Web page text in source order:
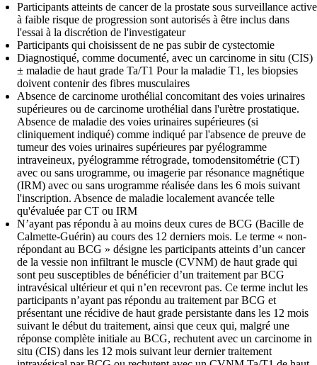
Participants atteints de cancer de la prostate sous surveillance active
à faible risque de progression sont autorisés à être inclus dans
l'essai à la discrétion de l'investigateur
Participants qui choisissent de ne pas subir de cystectomie
Diagnostiqué, comme documenté, avec un carcinome in situ (CIS)
± maladie de haut grade Ta/T1 Pour la maladie T1, les biopsies
doivent contenir des fibres musculaires
Absence de carcinome urothélial concomitant des voies urinaires
supérieures ou de carcinome urothélial dans l'urètre prostatique.
Absence de maladie des voies urinaires supérieures (si
cliniquement indiqué) comme indiqué par l'absence de preuve de
tumeur des voies urinaires supérieures par pyélogramme
intraveineux, pyélogramme rétrograde, tomodensitométrie (CT)
avec ou sans urogramme, ou imagerie par résonance magnétique
(IRM) avec ou sans urogramme réalisée dans les 6 mois suivant
l'inscription. Absence de maladie localement avancée telle
qu'évaluée par CT ou IRM
N’ayant pas répondu à au moins deux cures de BCG (Bacille de
Calmette-Guérin) au cours des 12 derniers mois. Le terme « non-
répondant au BCG » désigne les participants atteints d’un cancer
de la vessie non infiltrant le muscle (CVNM) de haut grade qui
sont peu susceptibles de bénéficier d’un traitement par BCG
intravésical ultérieur et qui n’en recevront pas. Ce terme inclut les
participants n’ayant pas répondu au traitement par BCG et
présentant une récidive de haut grade persistante dans les 12 mois
suivant le début du traitement, ainsi que ceux qui, malgré une
réponse complète initiale au BCG, rechutent avec un carcinome in
situ (CIS) dans les 12 mois suivant leur dernier traitement